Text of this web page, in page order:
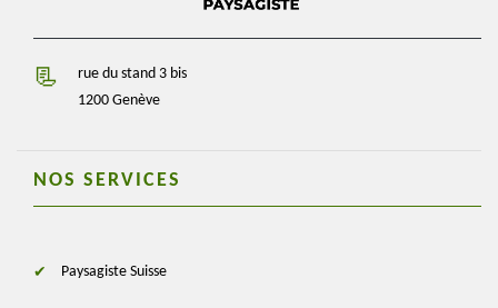
rue du stand 3 bis
1200 Genève
NOS SERVICES
Paysagiste Suisse